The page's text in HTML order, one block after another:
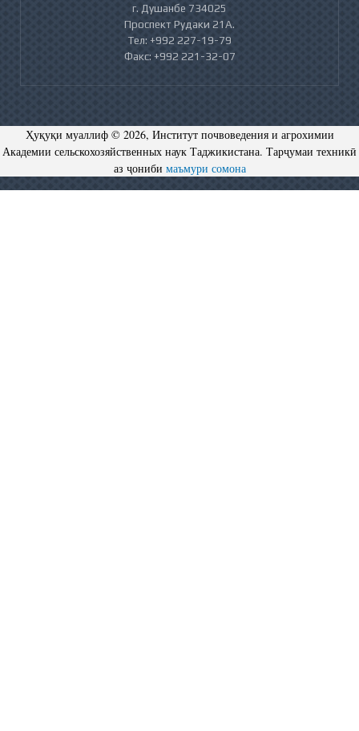
г. Душанбе 734025
Проспект Рудаки 21А.
Тел: +992 227-19-79
Факс: +992 221-32-07
Ҳуқуқи муаллиф © 2026, Институт почвоведения и агрохимии
Академии сельскохозяйственных наук Таджикистана. Тарҷумаи техникӣ
аз ҷониби маъмури сомона